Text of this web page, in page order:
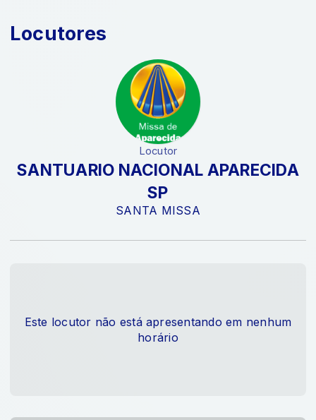
Locutores
Locutor
SANTUARIO NACIONAL APARECIDA
SP
SANTA MISSA
Este locutor não está apresentando em nenhum
horário